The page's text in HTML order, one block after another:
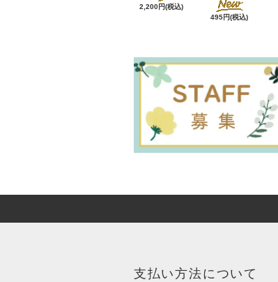
2,200円(税込)
495円(税込)
支払い方法について